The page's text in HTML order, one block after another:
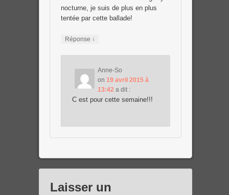
nocturne, je suis de plus en plus
tentée par cette ballade!
Réponse ↓
Anne-So
on19 avril 2015 à
13:42 a dit :
C est pour cette semaine!!!
Laisser un